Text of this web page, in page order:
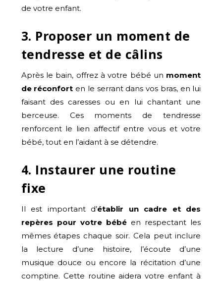
de votre enfant.
3. Proposer un moment de
tendresse et de câlins
Après le bain, offrez à votre bébé un moment
de réconfort en le serrant dans vos bras, en lui
faisant des caresses ou en lui chantant une
berceuse. Ces moments de tendresse
renforcent le lien affectif entre vous et votre
bébé, tout en l’aidant à se détendre.
4. Instaurer une routine
fixe
Il est important d’établir un cadre et des
repères pour votre bébé en respectant les
mêmes étapes chaque soir. Cela peut inclure
la lecture d’une histoire, l’écoute d’une
musique douce ou encore la récitation d’une
comptine. Cette routine aidera votre enfant à